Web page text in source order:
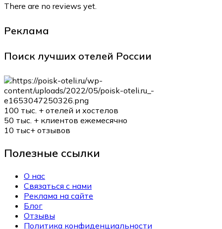
There are no reviews yet.
Реклама
Поиск лучших отелей России
100 тыс. + отелей и хостелов
50 тыс. + клиентов ежемесячно
10 тыс+ отзывов
Полезные ссылки
О нас
Связаться с нами
Реклама на сайте
Блог
Отзывы
Политика конфиденциальности